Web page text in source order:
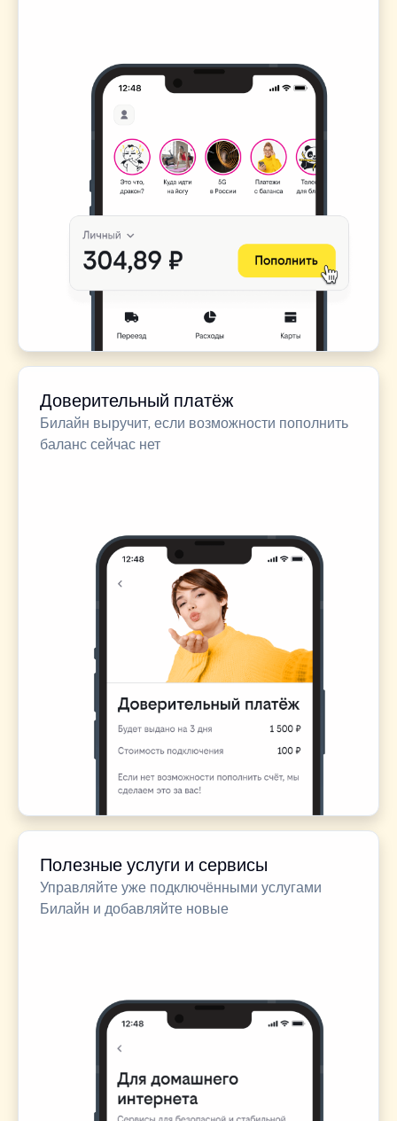
Доверительный платёж
Билайн выручит, если возможности пополнить
баланс сейчас нет
Полезные услуги и сервисы
Управляйте уже подключёнными услугами
Билайн и добавляйте новые